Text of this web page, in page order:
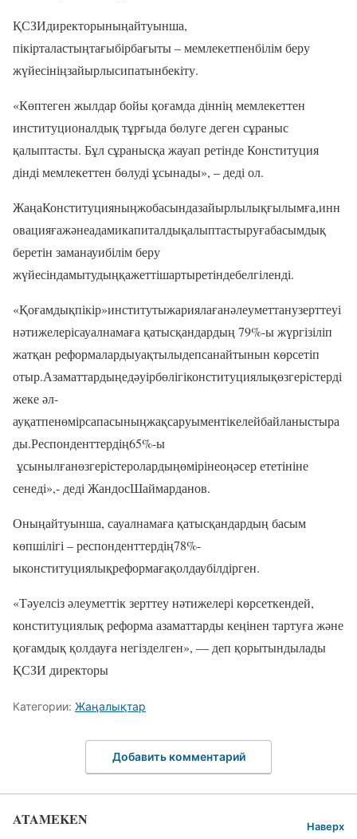
ҚСЗИдиректорыныңайтуынша,
пікірталастыңтағыбірбағыты – мемлекетпенбілім беру
жүйесініңзайырлысипатынбекіту.
«Көптеген жылдар бойы қоғамда діннің мемлекеттен
институционалдық тұрғыда бөлуге деген сұраныс
қалыптасты. Бұл сұранысқа жауап ретінде Конституция
дінді мемлекеттен бөлуді ұсынады», – деді ол.
ЖаңаКонституцияныңжобасындазайырлылықғылымға,инн
овацияғажәнеадамикапиталдықалыптастыруғабасымдық
беретін заманауибілім беру
жүйесіндамытудыңқажеттішартыретіндебелгіленді.
«Қоғамдықпікір»институтыжариялағанәлеуметтанузерттеуі
нәтижелерісауалнамаға қатысқандардың 79%-ы жүргізіліп
жатқан реформалардыуақтылыдепсанайтынын көрсетіп
отыр.Азаматтардыңедәуірбөлігіконституциялықөзгерістерді
жеке әл-
ауқатпенөмірсапасыныңжақсаруыментікелейбайланыстыра
ды.Респонденттердің65%-ы
ұсынылғанөзгерістеролардыңөмірінеоңәсер ететініне
сенеді»,- деді ЖандосШаймарданов.
Оныңайтуынша, сауалнамаға қатысқандардың басым
көпшілігі – респонденттердің78%-
ыконституциялықреформағақолдаубілдірген.
«Тәуелсіз әлеуметтік зерттеу нәтижелері көрсеткендей,
конституциялық реформа азаматтарды кеңінен тартуға және
қоғамдық қолдауға негізделген», — деп қорытындылады
ҚСЗИ директоры
Категории: Жаңалықтар
Добавить комментарий
ATAMEKEN Наверх